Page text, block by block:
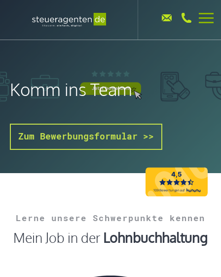
Komm ins Team
Zum Bewerbungsformular >>
Lerne unsere Schwerpunkte kennen
Mein Job in der Lohnbuchhaltung